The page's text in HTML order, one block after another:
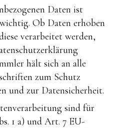
Daten ist
Ob Daten erhoben
verarbeitet werden,
hält sich an alle
zum Schutz
und zur Datensicherheit.
sind für
1 a) und Art. 7 EU-